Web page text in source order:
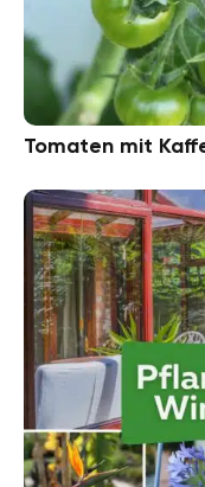
Tomaten mit